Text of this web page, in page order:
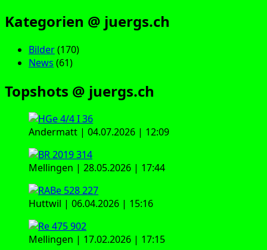
Kategorien @ juergs.ch
Bilder(170)
News (61)
Topshots @ juergs.ch
Andermatt | 04.07.2026 | 12:09
Mellingen | 28.05.2026 | 17:44
Huttwil | 06.04.2026 | 15:16
Mellingen | 17.02.2026 | 17:15